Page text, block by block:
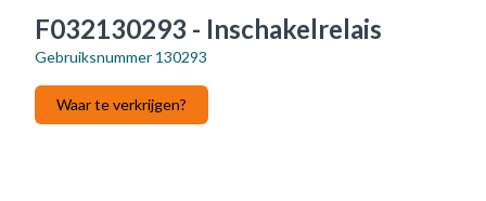
F032130293 - Inschakelrelais
Gebruiksnummer 130293
Waar te verkrijgen?